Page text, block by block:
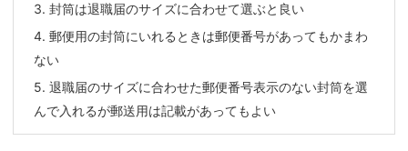
3. 封筒は退職届のサイズに合わせて選ぶと良い
4. 郵便用の封筒にいれるときは郵便番号があってもかまわ
ない
5. 退職届のサイズに合わせた郵便番号表示のない封筒を選
んで入れるが郵送用は記載があってもよい